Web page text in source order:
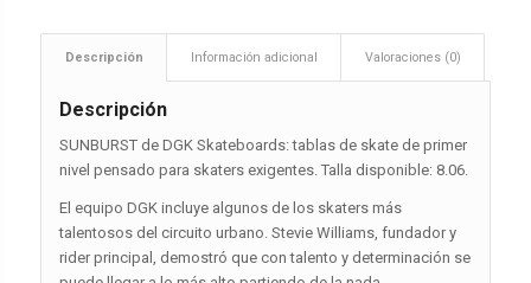
Descripción Información adicional Valoraciones (0)
Descripción
SUNBURST de DGK Skateboards: tablas de skate de primer
nivel pensado para skaters exigentes. Talla disponible: 8.06.
El equipo DGK incluye algunos de los skaters más
talentosos del circuito urbano. Stevie Williams, fundador y
rider principal, demostró que con talento y determinación se